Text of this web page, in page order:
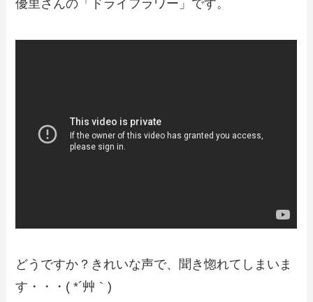
優里さんの「ドライフラワー」です。
どうですか？きれいな声で、聞き惚れてしまいま
す・・・( *´艸｀)